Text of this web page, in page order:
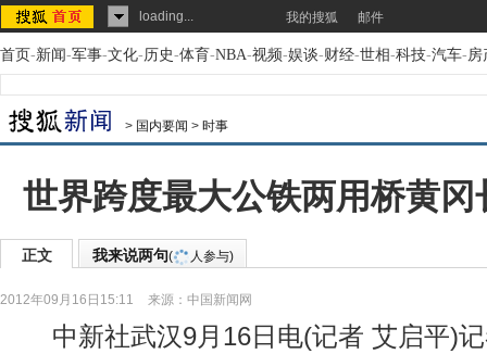
loading... 我的搜狐 邮件
首页-新闻-军事-文化-历史-体育-NBA-视频-娱谈-财经-世相-科技-汽车-房
> 国内要闻 > 时事
世界跨度最大公铁两用桥黄冈
正文 我来说两句( 人参与)
2012年09月16日15:11 来源： 中国新闻网
中新社武汉9月16日电(记者 艾启平)记